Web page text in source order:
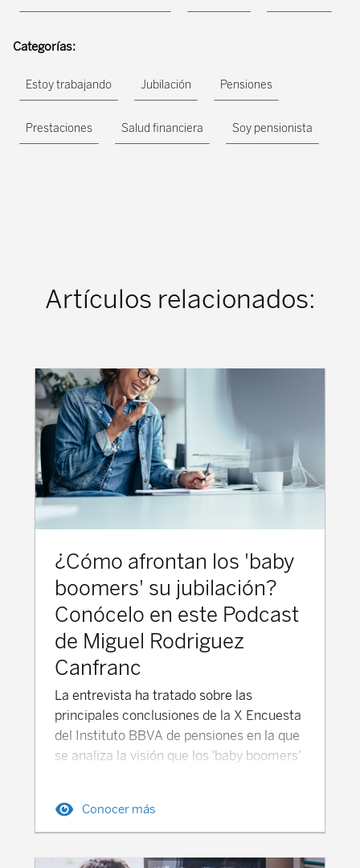
Categorías:
Estoy trabajando Jubilación Pensiones
Prestaciones Salud financiera Soy pensionista
Artículos relacionados:
¿Cómo afrontan los 'baby
boomers' su jubilación?
Conócelo en este Podcast
de Miguel Rodriguez
Canfranc
La entrevista ha tratado sobre las
principales conclusiones de la X Encuesta
del Instituto BBVA de pensiones en la que
se analiza la visión que los ‘baby boomers’
a Miguel Rodriguez Canfranc. Accede
aquí al podcast con las entrevista a Miguel
Rodriguez Canfranc.Escuchar podcast
Conocer más